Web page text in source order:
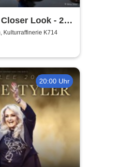
Look - 25
7
Kulturraffinerie K714
20:00 Uhr